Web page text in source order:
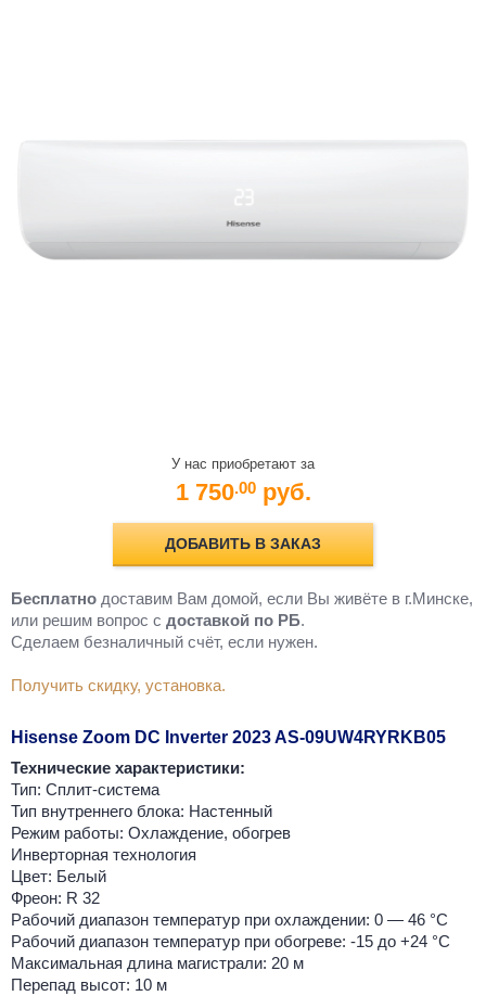
У нас приобретают за
1 750.00 руб.
ДОБАВИТЬ В ЗАКАЗ
Бесплатно доставим Вам домой, если Вы живёте в г.Минске,
или решим вопрос с доставкой по РБ.
Cделаем безналичный счёт, если нужен.
Получить скидку, установка.
Hisense Zoom DC Inverter 2023 AS-09UW4RYRKB05
Технические характеристики:
Тип: Сплит-система
Тип внутреннего блока: Настенный
Режим работы: Охлаждение, обогрев
Инверторная технология
Цвет: Белый
Фреон: R 32
Рабочий диапазон температур при охлаждении: 0 — 46 °C
Рабочий диапазон температур при обогреве: -15 до +24 °C
Максимальная длина магистрали: 20 м
Перепад высот: 10 м